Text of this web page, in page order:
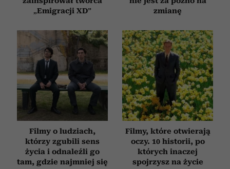
„Emigracji XD”
zmianę
Filmy o ludziach,
którzy zgubili sens
życia i odnaleźli go
tam, gdzie najmniej się
Filmy, które otwierają
oczy. 10 historii, po
których inaczej
spojrzysz na życie